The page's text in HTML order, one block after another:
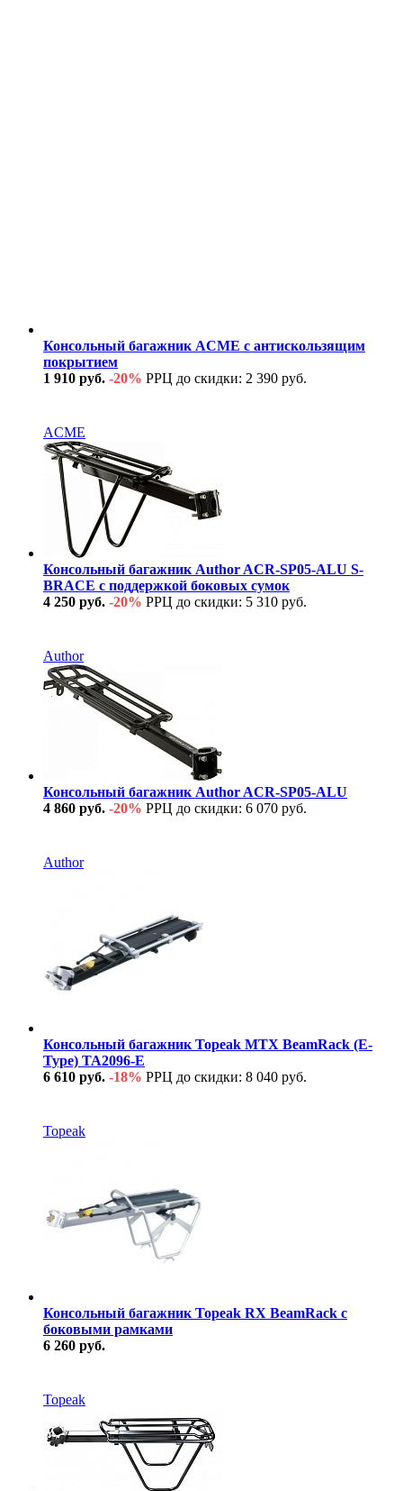
Консольный багажник ACME с антискользящим
покрытием
1 910 руб. -20% РРЦ до скидки: 2 390 руб.
ACME
Консольный багажник Author ACR-SP05-ALU S-
BRACE с поддержкой боковых сумок
4 250 руб. -20% РРЦ до скидки: 5 310 руб.
Author
Консольный багажник Author ACR-SP05-ALU
4 860 руб. -20% РРЦ до скидки: 6 070 руб.
Author
Консольный багажник Topeak MTX BeamRack (E-
Type) TA2096-E
6 610 руб. -18% РРЦ до скидки: 8 040 руб.
Topeak
Консольный багажник Topeak RX BeamRack с
боковыми рамками
6 260 руб.
Topeak